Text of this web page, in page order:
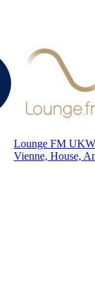
Lounge FM
Vienne, House,